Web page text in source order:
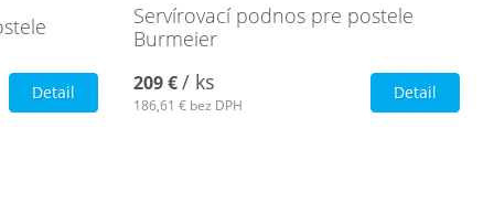
Detail
Servírovací podnos pre postele
Burmeier
209 € / ks
186,61 € bez DPH
Detail